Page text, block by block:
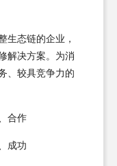
生态链的企业，
解决方案。为消
、较具竞争力的
合作
成功